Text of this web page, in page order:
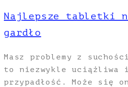
Najlepsze tabletki
gardło
Masz problemy z
to niezwykle uciążliwa i
przypadłość. Może się